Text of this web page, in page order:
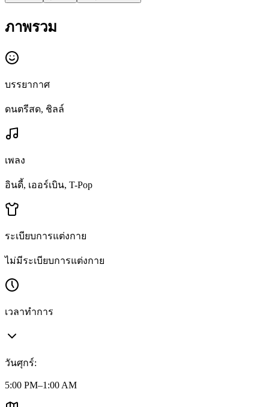
ภาพรวม
บรรยากาศ
ดนตรีสด, ชิลล์
เพลง
อินดี้, เออร์เบิน, T-Pop
ระเบียบการแต่งกาย
ไม่มีระเบียบการแต่งกาย
เวลาทำการ
วันศุกร์:
5:00 PM–1:00 AM